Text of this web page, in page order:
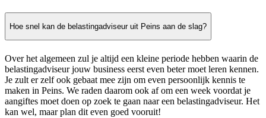
Hoe snel kan de belastingadviseur uit Peins aan de slag?
Over het algemeen zul je altijd een kleine periode hebben waarin de
belastingadviseur jouw business eerst even beter moet leren kennen.
Je zult er zelf ook gebaat mee zijn om even persoonlijk kennis te
maken in Peins. We raden daarom ook af om een week voordat je
aangiftes moet doen op zoek te gaan naar een belastingadviseur. Het
kan wel, maar plan dit even goed vooruit!